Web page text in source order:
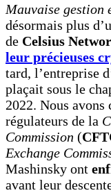
Mauvaise gestion
désormais plus
de Celsius
leur précieuses
tard, l’entreprise
plaçait sous le
2022. Nous
régulateurs de la
Commission (
Exchange
Mashinsky ont
avant leur